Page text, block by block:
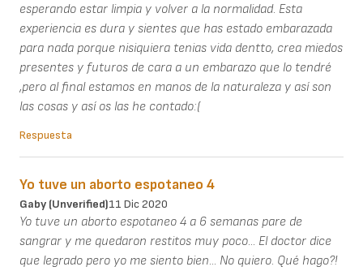
esperando estar limpia y volver a la normalidad. Esta
experiencia es dura y sientes que has estado embarazada
para nada porque nisiquiera tenias vida dentto, crea miedos
presentes y futuros de cara a un embarazo que lo tendré
,pero al final estamos en manos de la naturaleza y así son
las cosas y así os las he contado:(
Respuesta
Yo tuve un aborto espotaneo 4
Gaby (unverified)11 Dic 2020
Yo tuve un aborto espotaneo 4 a 6 semanas pare de
sangrar y me quedaron restitos muy poco... El doctor dice
que legrado pero yo me siento bien... No quiero. Qué hago?!